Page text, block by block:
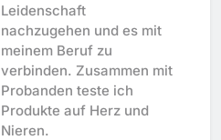
Leidenschaft
nachzugehen und es mit
meinem Beruf zu
verbinden. Zusammen mit
Probanden teste ich
Produkte auf Herz und
Nieren.